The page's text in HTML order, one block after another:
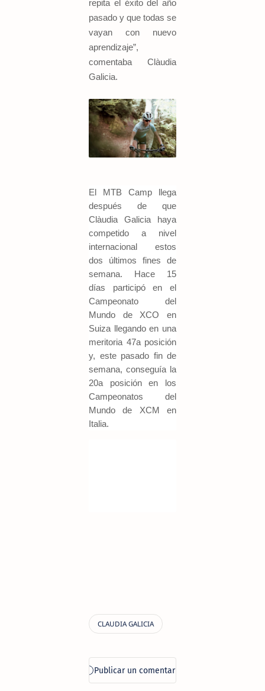
repita el éxito del año
pasado y que todas se
vayan con nuevo
aprendizaje”,
comentaba Clàudia
Galicia.
El MTB Camp llega
después de que
Clàudia Galicia haya
competido a nivel
internacional estos
dos últimos fines de
semana. Hace 15
días participó en el
Campeonato del
Mundo de XCO en
Suiza llegando en una
meritoria 47a posición
y, este pasado fin de
semana, conseguía la
20a posición en los
Campeonatos del
Mundo de XCM en
Italia.